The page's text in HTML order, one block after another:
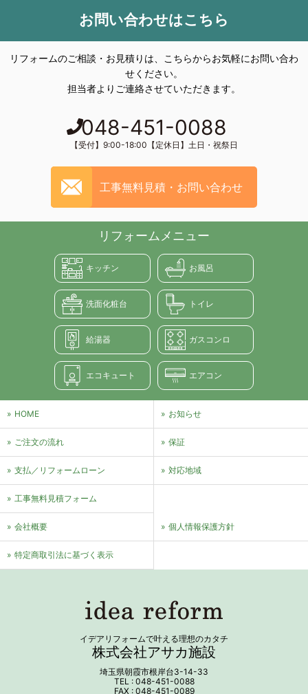
お問い合わせはこちら
リフォームのご相談・お見積りは、こちらからお気軽にお問い合わ
せください。
担当者よりご連絡させていただきます。
048-451-0088
【受付】9:00-18:00【定休日】土日・祝祭日
工事無料見積・お問い合わせ
イデアリフォームで叶える理想のカタチ
株式会社アサカ施設
埼玉県朝霞市根岸台3-14-33
TEL : 048-451-0088
FAX : 048-451-0089
リフォームメニュー
キッチン お風呂
洗面化粧台 トイレ
給湯器 ガスコンロ
エコキュート エアコン
HOME お知らせ
ご注文の流れ 保証
支払／リフォームローン 対応地域
⼯事無料⾒積フォーム
会社概要 個⼈情報保護⽅針
特定商取引法に基づく表⽰